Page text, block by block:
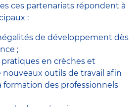
ces partenariats répondent à
:
de développement dès
;
pratiques en crèches et
outils de travail afin
formation des professionnels